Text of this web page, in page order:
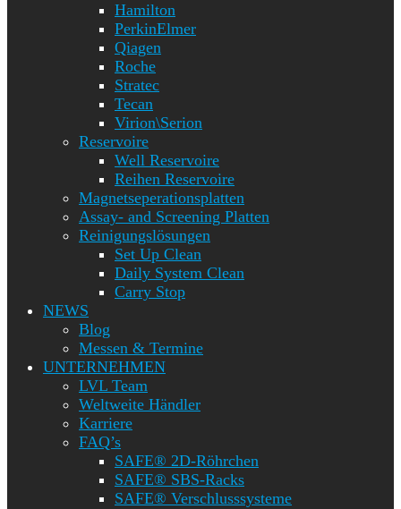
Hamilton
PerkinElmer
Qiagen
Roche
Stratec
Tecan
Virion\Serion
Reservoire
Well Reservoire
Reihen Reservoire
Magnetseperationsplatten
Assay- and Screening Platten
Reinigungslösungen
Set Up Clean
Daily System Clean
Carry Stop
NEWS
Blog
Messen & Termine
UNTERNEHMEN
LVL Team
Weltweite Händler
Karriere
FAQ’s
SAFE® 2D-Röhrchen
SAFE® SBS-Racks
SAFE® Verschlusssysteme